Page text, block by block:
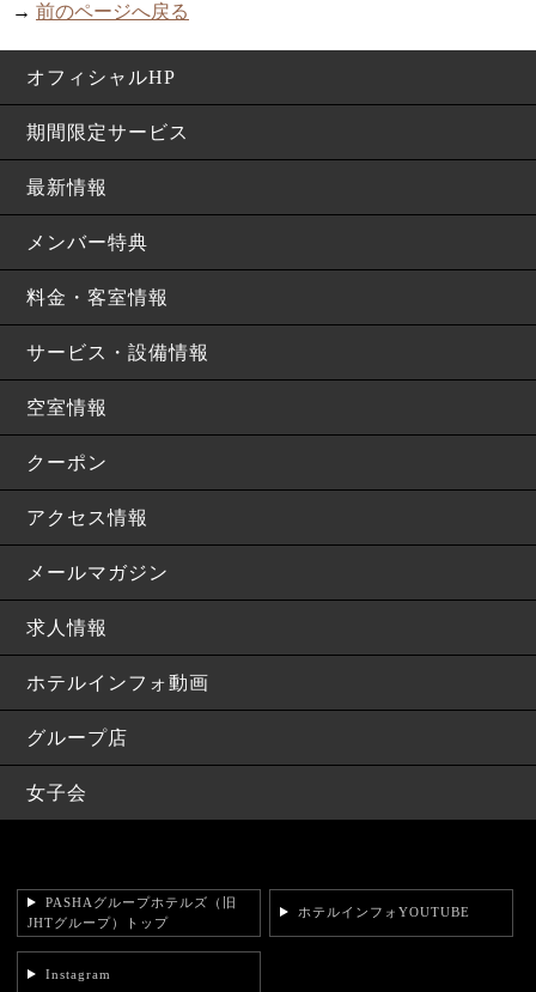
→ 前のページへ戻る
オフィシャルHP
期間限定サービス
最新情報
メンバー特典
料金・客室情報
サービス・設備情報
空室情報
クーポン
アクセス情報
メールマガジン
求人情報
ホテルインフォ動画
グループ店
女子会
PASHAグループホテルズ（旧
JHTグループ）トップ
ホテルインフォYOUTUBE
Instagram